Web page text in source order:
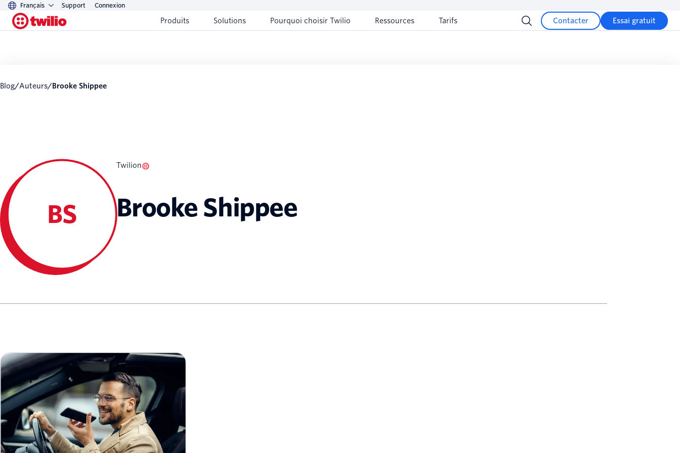
Français Support Connexion
Produits Solutions Pourquoi choisir Twilio Ressources Tarifs Contacter Essai gratuit
Blog/ Auteurs/ Brooke Shippee
BS
Twilion
Brooke Shippee